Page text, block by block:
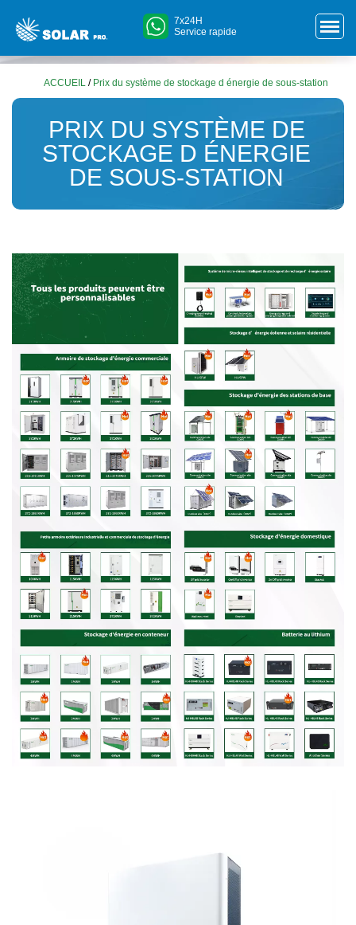
7x24H
Service rapide
ACCUEIL / Prix du système de stockage d énergie de sous-station
PRIX DU SYSTÈME DE
STOCKAGE D ÉNERGIE
DE SOUS-STATION